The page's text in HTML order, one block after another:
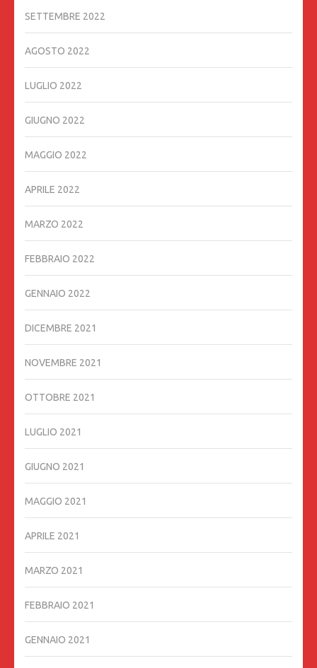
SETTEMBRE 2022
AGOSTO 2022
LUGLIO 2022
GIUGNO 2022
MAGGIO 2022
APRILE 2022
MARZO 2022
FEBBRAIO 2022
GENNAIO 2022
DICEMBRE 2021
NOVEMBRE 2021
OTTOBRE 2021
LUGLIO 2021
GIUGNO 2021
MAGGIO 2021
APRILE 2021
MARZO 2021
FEBBRAIO 2021
GENNAIO 2021